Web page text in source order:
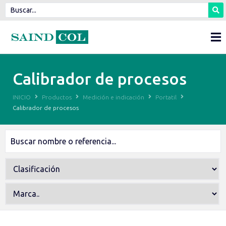
Calibrador de procesos
INICIO Productos Medición e indicación
Portatil
Calibrador de procesos